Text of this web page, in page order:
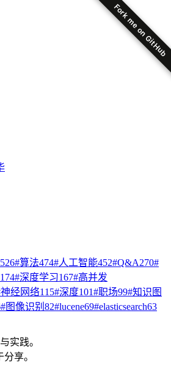
Fork me on GitHub
526#算法474#人工智能452#Q&A270#
174#深度学习167#高并发
神经网络115#深度101#职场99#知识图
#图像识别 82#lucene69#elasticsearch63
实践。
享。